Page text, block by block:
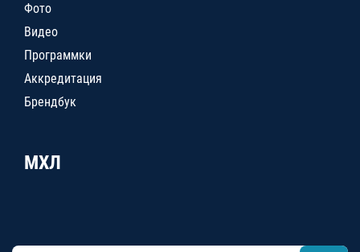
Фото
Видео
Программки
Аккредитация
Брендбук
МХЛ